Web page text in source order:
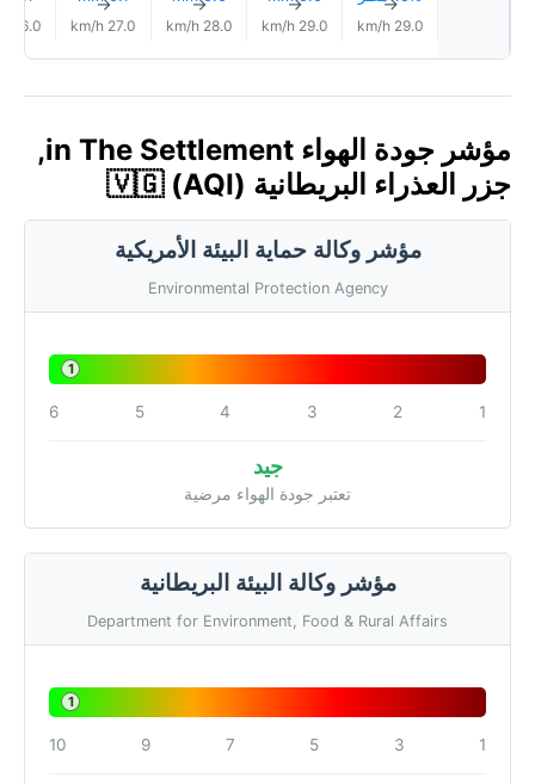
↑
29.0 km/h
↑
29.0 km/h
↑
28.0 km/h
↑
27.0 km/h
26.0 km/h
مؤشر جودة الهواء in The Settlement,
جزر العذراء البريطانية 🇻🇬 (AQI)
مؤشر وكالة حماية البيئة الأمريكية
Environmental Protection Agency
1
1
2
3
4
5
6
جيد
تعتبر جودة الهواء مرضية
مؤشر وكالة البيئة البريطانية
Department for Environment, Food & Rural Affairs
1
1
3
5
7
9
10